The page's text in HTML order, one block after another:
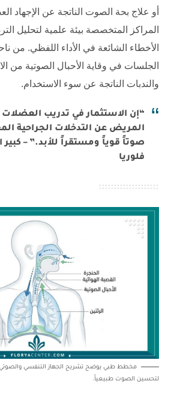
أو علاج بحة الصوت الناتجة عن الإجهاد
المراكز المتخصصة بيئة علمية لتحليل
الأخطاء الشائعة في الأداء اللفظي. من
الجلسات في وقاية الأحبال الصوتية من
والندبات الناتجة عن سوء الاستخدام.
“إن الاستثمار في تدريب العضلات
المريض عن التدخلات الجراحية
صوتاً قوياً ومستقراً للأبد.” – كبير
فلوريا
مخطط طبي يوضح تشريح الجهاز التنفسي والصوتي
لتحسين الصوت طبيعياً.